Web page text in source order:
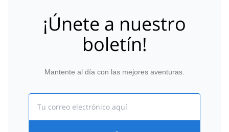
¡Únete a nuestro
boletín!
Mantente al día con las mejores aventuras.